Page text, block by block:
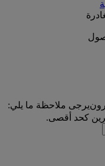
يرجى ملاحظة ما يلي:
كحد أقصى.